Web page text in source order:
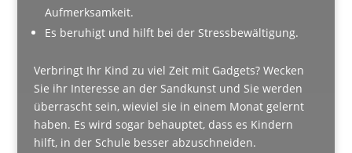
Aufmerksamkeit.
Es beruhigt und hilft bei der Stressbewältigung.
Verbringt Ihr Kind zu viel Zeit mit Gadgets? Wecken
Sie ihr Interesse an der Sandkunst und Sie werden
überrascht sein, wieviel sie in einem Monat gelernt
haben. Es wird sogar behauptet, dass es Kindern
hilft, in der Schule besser abzuschneiden.